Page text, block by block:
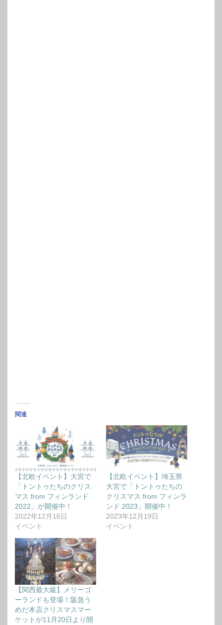
関連
【北欧イベント】大宮で
「トントゥたちのクリス
マス from フィンランド
2022」が開催中！
2022年12月16日
イベント
【北欧イベント】埼玉県
大宮で「トントゥたちの
クリスマス from フィンラ
ンド 2023」開催中！
2023年12月19日
イベント
【関西最大級】メリーゴ
ーランドも登場！阪急う
めだ本店クリスマスマー
ケットが11月20日より開